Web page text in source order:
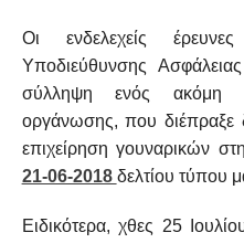
Οι ενδελεχείς
Υποδιεύθυνσης
σύλληψη ενός ακόμη
οργάνωσης, που διέπραξε
επιχείρηση γουναρικών
21-06-2018 δελτίου τύπου
Ειδικότερα, χθες 25